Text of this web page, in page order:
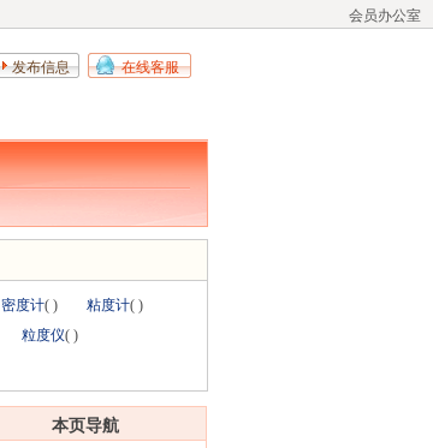
会员办公室
发布信息 在线客服
密度计( ) 粘度计( )
粒度仪( )
本页导航